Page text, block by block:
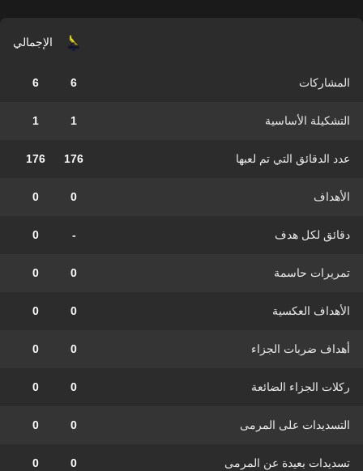
الإجمالي
المشاركات 6
6
التشكيلة الأساسية 1
1
عدد الدقائق التي تم لعبها 176
176
الأهداف 0
0
دقائق لكل هدف -
0
تمريرات حاسمة 0
0
الأهداف العكسية 0
0
أهداف ضربات الجزاء 0
0
ركلات الجزاء الضائعة 0
0
التسديدات على المرمى 0
0
تسديدات بعيدة عن المرمى 0
0